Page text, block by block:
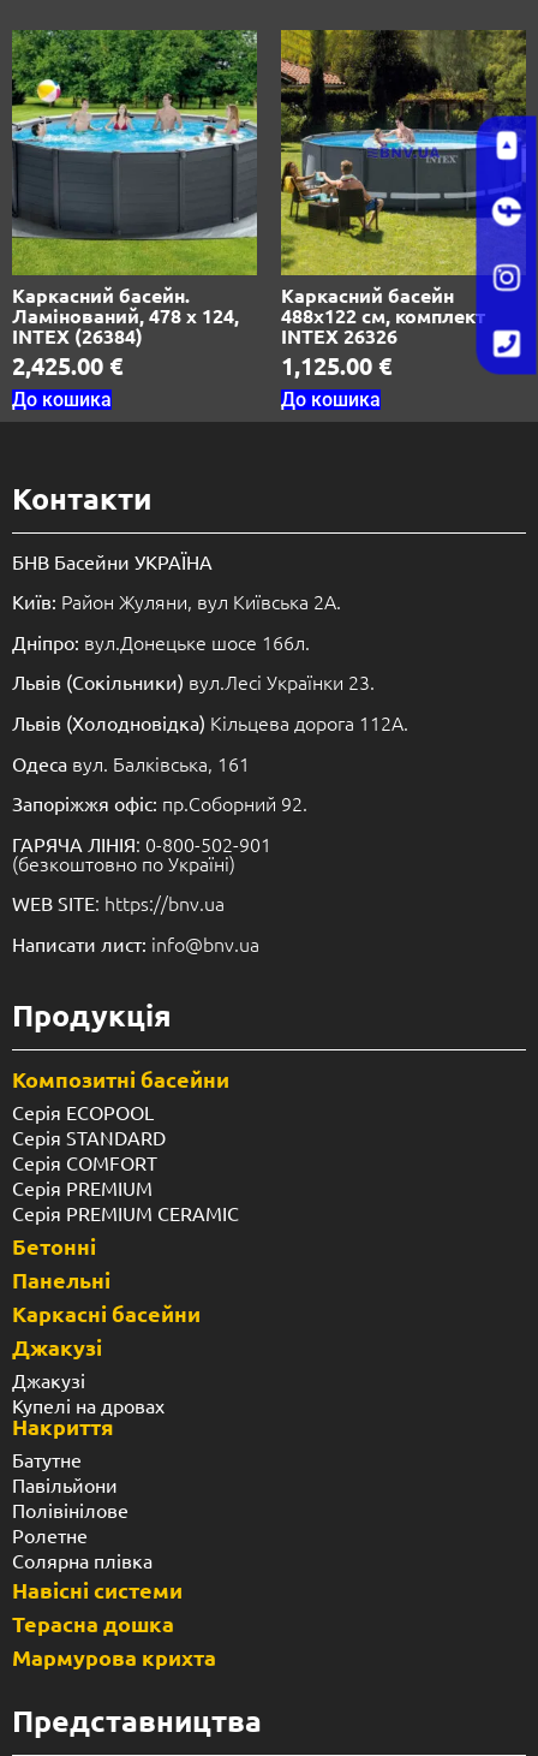
Каркасний басейн.
Ламінований, 478 х 124,
INTEX (26384)
2,425.00 €
До кошика
Каркасний басейн
488х122 см, комплект
INTEX 26326
1,125.00 €
До кошика
Контакти
БНВ Басейни УКРАЇНА
Київ: Район Жуляни, вул Київська 2А.
Дніпро: вул.Донецьке шосе 166л.
Львів (Сокільники) вул.Лесі Українки 23.
Львів (Холодновідка) Кільцева дорога 112А.
Одеса вул. Балківська, 161
Запоріжжя офіс: пр.Соборний 92.
ГАРЯЧА ЛІНІЯ: 0-800-502-901
(безкоштовно по Україні)
WEB SITE: https://bnv.ua
Написати лист: info@bnv.ua
Продукція
Композитні басейни
Серія ECOPOOL
Серія STANDARD
Серія COMFORT
Серія PREMIUM
Серія PREMIUM CERAMIC
Бетонні
Панельні
Каркасні басейни
Джакузі
Джакузі
Купелі на дровах
Накриття
Батутне
Павільйони
Полівінілове
Ролетне
Солярна плівка
Навісні системи
Терасна дошка
Мармурова крихта
Представництва